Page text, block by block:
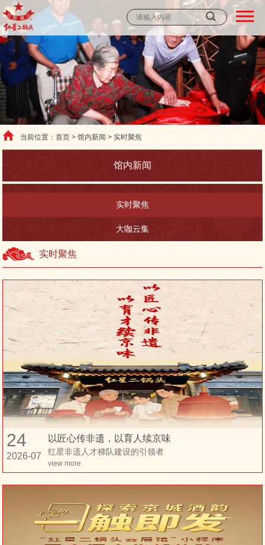
当前位置：首页 > 馆内新闻 > 实时聚焦
馆内新闻
实时聚焦
大咖云集
实时聚焦
24
2026-07
以匠心传非遗，以育人续京味
红星非遗人才梯队建设的引领者
view more